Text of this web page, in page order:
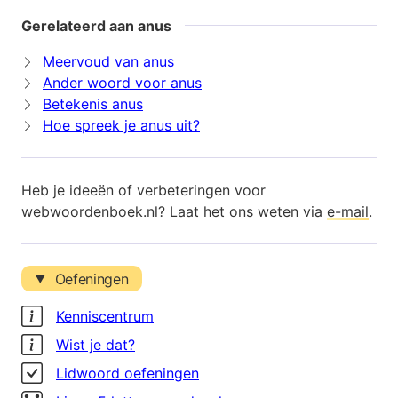
Gerelateerd aan anus
Meervoud van anus
Ander woord voor anus
Betekenis anus
Hoe spreek je anus uit?
Heb je ideeën of verbeteringen voor
webwoordenboek.nl? Laat het ons weten via e-mail.
Oefeningen
Kenniscentrum
Wist je dat?
Lidwoord oefeningen